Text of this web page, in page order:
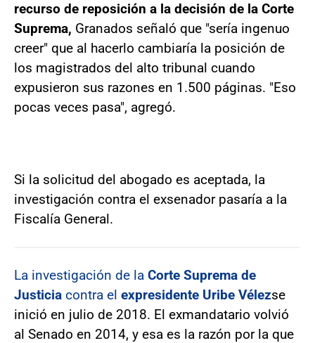
recurso de reposición a la decisión de la Corte
Suprema, Granados señaló que "sería ingenuo
creer" que al hacerlo cambiaría la posición de
los magistrados del alto tribunal cuando
expusieron sus razones en 1.500 páginas. "Eso
pocas veces pasa", agregó.
Si la solicitud del abogado es aceptada, la
investigación contra el exsenador pasaría a la
Fiscalía General.
La investigación de la Corte Suprema de
Justicia contra el expresidente Uribe Vélezse
inició en julio de 2018. El exmandatario volvió
al Senado en 2014, y esa es la razón por la que